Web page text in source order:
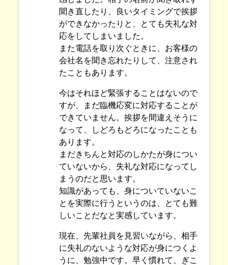
聞き直したり、良いタイミングで挨拶
ができなかったりと、とても失礼な対
応をしてしまいました。
また電話を取り次ぐときに、お客様の
会社名を聞き忘れたりして、注意され
たこともあります。
今はそれほど緊張することはないので
すが、まだ臨機応変に対応することが
できていません。挨拶を間違えそうに
なって、しどろもどろになったことも
あります。
まだきちんと対応のしかたが身につい
ていないから、失礼な対応になってし
まうのだと思います。
知識があっても、身についていないこ
とを実際に行うというのは、とても難
しいことだなと実感しています。
現在、先輩社員を見習いながら、相手
に失礼のないような対応が身につくよ
うに、勉強中です。早く慣れて、ぎこ